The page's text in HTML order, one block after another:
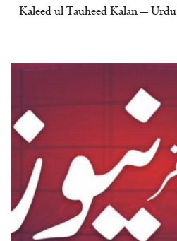
کلید التوحید (کلاں) | Kaleed ul Tauheed Kalan – Urdu